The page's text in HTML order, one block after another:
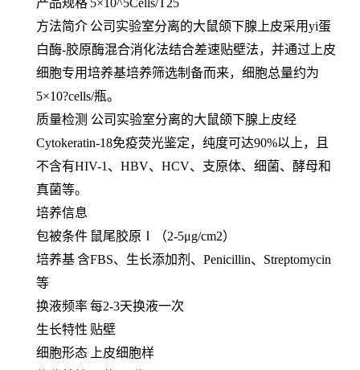
产品规格 5×10^5Cells/T25
方法简介 公司实验室分离的大鼠颌下腺上皮采用yi蛋
白酶-胶原酶混合消化法结合差速贴壁法，并通过上皮
细胞专用培养基培养筛选制备而来，细胞总量约为
5×10?cells/瓶。
质量检测 公司实验室分离的大鼠颌下腺上皮经
Cytokeratin-18免疫荧光鉴定，纯度可达90%以上，且
不含有HIV-1、HBV、HCV、支原体、细菌、酵母和
真菌等。
培养信息
包被条件 鼠尾胶原 Ⅰ（2-5μg/cm2）
培养基含FBS、生长添加剂、Penicillin、Streptomycin
等
换液频率每2-3天换液一次
生长特性 贴壁
细胞形态
上皮细胞样